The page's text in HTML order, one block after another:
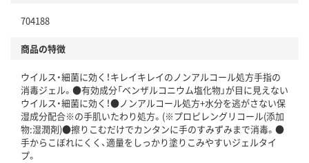
704188
商品の特徴
ウイルス・細菌に効く！キレイキレイのノンアルコール処方手指の
消毒ジェル。●有効成分「ベンザルコニウム塩化物」が目に見えない
ウイルス・細菌に効く！●ノンアルコール処方+水分を逃がさない保
湿成分配合※の手肌いたわり処方。(※プロピレングリコール(添加
物:湿潤剤)●擦りこむだけでカンタンに手のすみずみまで消毒。●
手からこぼれにくく、適量をしっかり塗りこみやすいジェルタイ
プ。